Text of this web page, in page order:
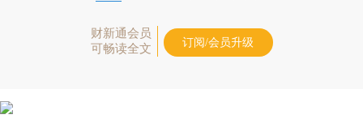
财新通会员
可畅读全文
订阅/会员升级